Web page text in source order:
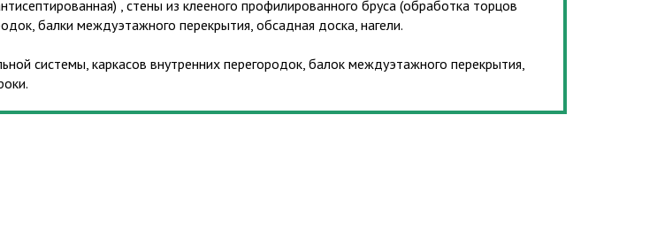
, стены из клееного профилированного бруса (обработка торцов
балки междуэтажного перекрытия, обсадная доска, нагели.
системы, каркасов внутренних перегородок, балок междуэтажного перекрытия,